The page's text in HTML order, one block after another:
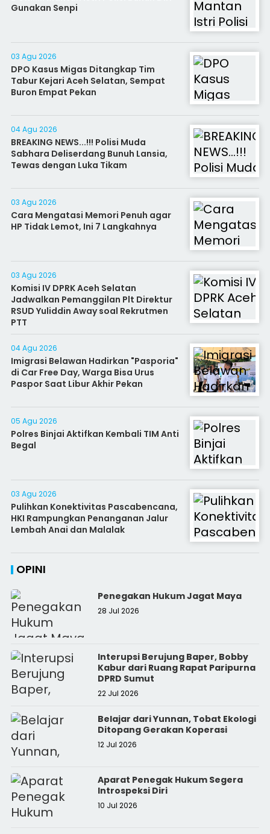
Gunakan Senpi
03 Agu 2026
DPO Kasus Migas Ditangkap Tim
Tabur Kejari Aceh Selatan, Sempat
Buron Empat Pekan
04 Agu 2026
BREAKING NEWS...!!! Polisi Muda
Sabhara Deliserdang Bunuh Lansia,
Tewas dengan Luka Tikam
03 Agu 2026
Cara Mengatasi Memori Penuh agar
HP Tidak Lemot, Ini 7 Langkahnya
03 Agu 2026
Komisi IV DPRK Aceh Selatan
Jadwalkan Pemanggilan Plt Direktur
RSUD Yuliddin Away soal Rekrutmen
PTT
04 Agu 2026
Imigrasi Belawan Hadirkan "Pasporia"
di Car Free Day, Warga Bisa Urus
Paspor Saat Libur Akhir Pekan
05 Agu 2026
Polres Binjai Aktifkan Kembali TIM Anti
Begal
03 Agu 2026
Pulihkan Konektivitas Pascabencana,
HKI Rampungkan Penanganan Jalur
Lembah Anai dan Malalak
OPINI
Penegakan Hukum Jagat Maya
28 Jul 2026
Interupsi Berujung Baper, Bobby
Kabur dari Ruang Rapat Paripurna
DPRD Sumut
22 Jul 2026
Belajar dari Yunnan, Tobat Ekologi
Ditopang Gerakan Koperasi
12 Jul 2026
Aparat Penegak Hukum Segera
Introspeksi Diri
10 Jul 2026